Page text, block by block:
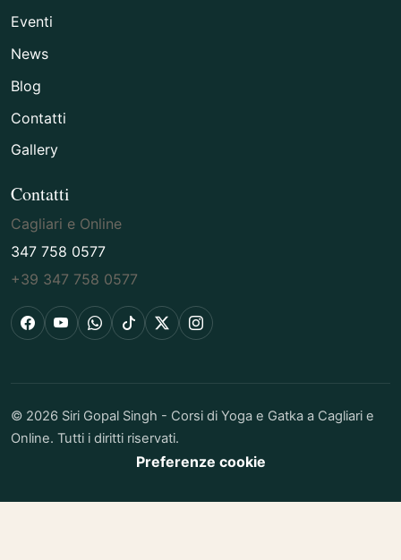
Eventi
News
Blog
Contatti
Gallery
Contatti
Cagliari e Online
347 758 0577
+39 347 758 0577
Facebook
YouTubeWhatsApp
TikTok
X Instagram
© 2026 Siri Gopal Singh - Corsi di Yoga e Gatka a Cagliari e
Online. Tutti i diritti riservati.
Preferenze cookie